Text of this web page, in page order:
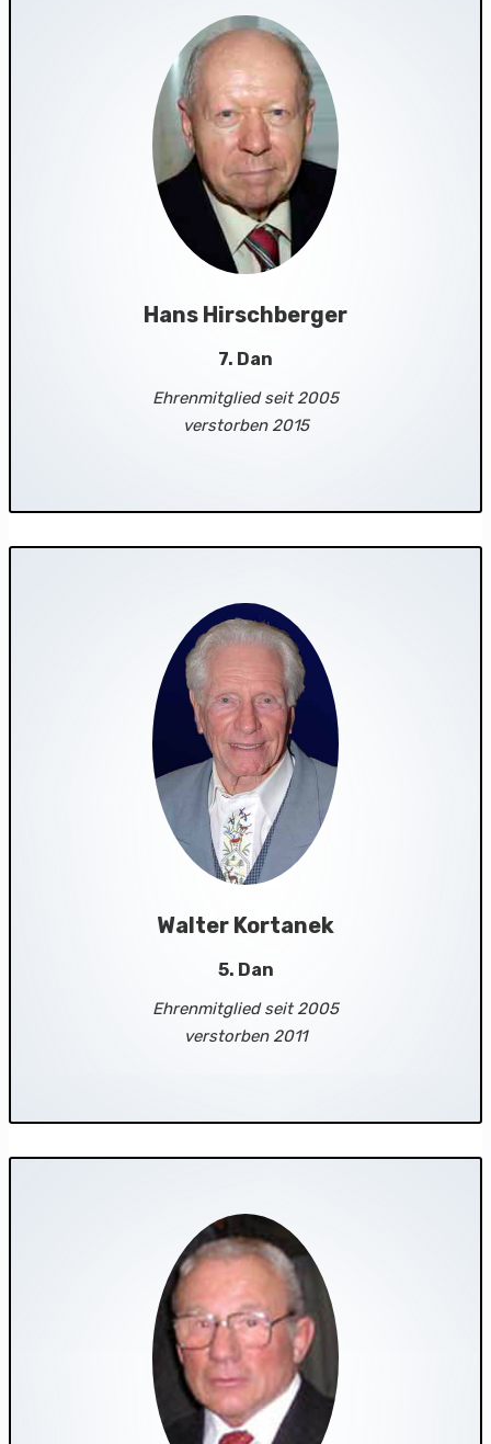
Hans Hirschberger
7. Dan
Ehrenmitglied seit 2005
verstorben 2015
Walter Kortanek
5. Dan
Ehrenmitglied seit 2005
verstorben 2011